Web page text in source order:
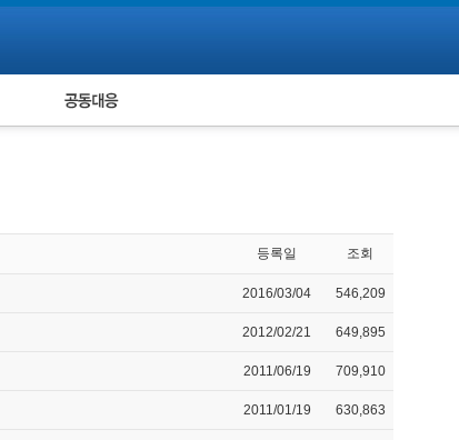
피해자 공동대응
등록일 조회
2016/03/04 546,209
2012/02/21 649,895
2011/06/19 709,910
2011/01/19 630,863